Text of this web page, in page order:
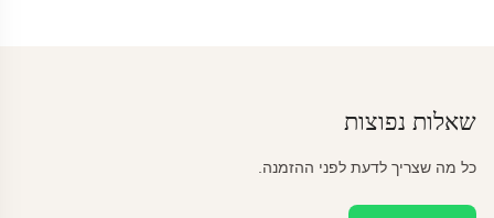
שאלות נפוצות
כל מה שצריך לדעת לפני ההזמנה.